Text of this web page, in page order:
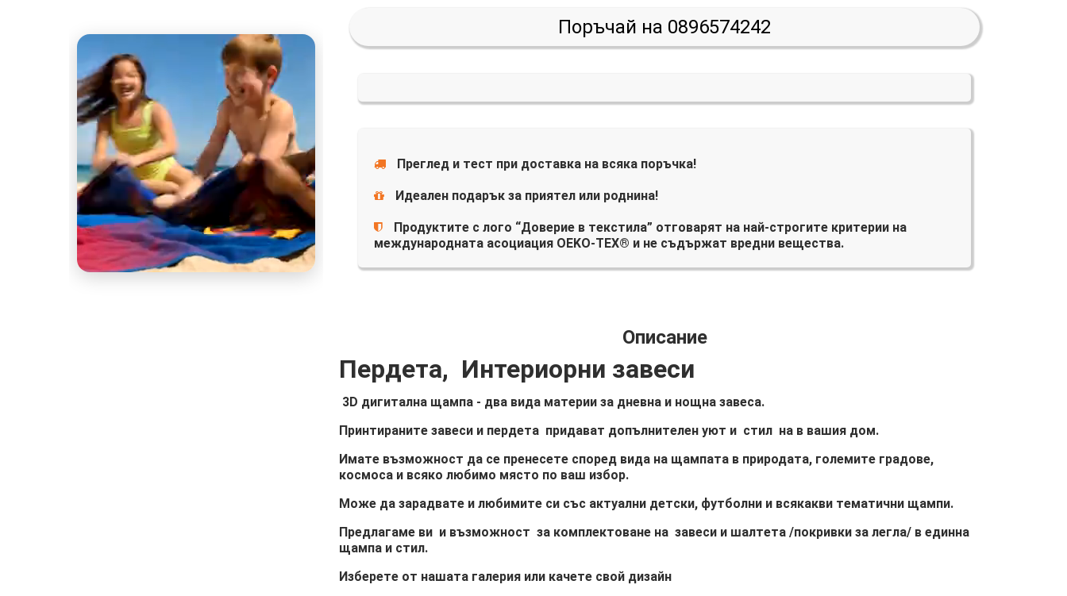
Поръчай на 0896574242
Преглед и тест при доставка на всяка поръчка!
Идеален подарък за приятел или роднина!
Продуктите с лого “Доверие в текстила” отговарят на най-строгите критерии на
международната асоциация OEKO-TEX® и не съдържат вредни вещества.
Описание
Пердета, Интериорни завеси
3D дигитална щампа - два вида материи за дневна и нощна завеса.
Принтираните завеси и пердета придават допълнителен уют и стил на в вашия дом.
Имате възможност да се пренесете според вида на щампата в природата, големите градове,
космоса и всяко любимо място по ваш избор.
Може да зарадвате и любимите си със актуални детски, футболни и всякакви тематични щампи.
Предлагаме ви и възможност за комплектоване на завеси и шалтета /покривки за легла/ в единна
щампа и стил.
Изберете от нашата галерия или качете свой дизайн